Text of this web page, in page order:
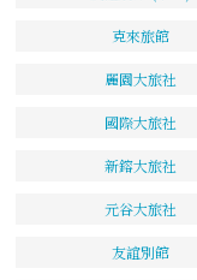
克來旅館
麗園大旅社
國際大旅社
新鎔大旅社
元谷大旅社
友誼別館